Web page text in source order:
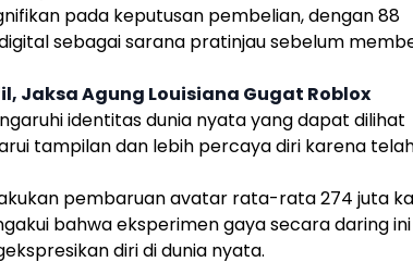
pada keputusan pembelian, dengan 88
sebagai sarana pratinjau sebelum
Jaksa Agung Louisiana Gugat Roblox
identitas dunia nyata yang dapat dilihat
tampilan dan lebih percaya diri karena
pembaruan avatar rata-rata 274 juta
bahwa eksperimen gaya secara daring ini
diri di dunia nyata.